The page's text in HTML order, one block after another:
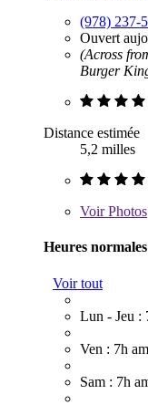
(978) 237-
Ouvert
(Across
Burger
Distance estimée
5,2 milles
VoirPhotos
Heures normales
Voir tout
Lun - Jeu :
Ven : 7h
Sam : 7h